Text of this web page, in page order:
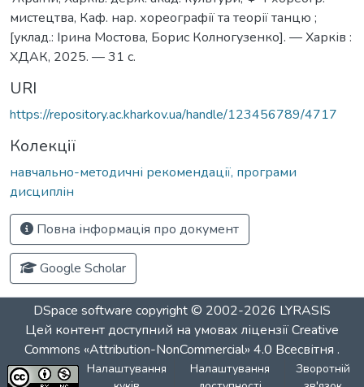
мистецтва, Каф. нар. хореографії та теорії танцю ;
[уклад.: Ірина Мостова, Борис Колногузенко]. — Харків :
ХДАК, 2025. — 31 с.
URI
https://repository.ac.kharkov.ua/handle/123456789/4717
Колекції
навчально-методичні рекомендації, програми
дисциплін
Повна інформація про документ
Google Scholar
DSpace software copyright © 2002-2026 LYRASIS
Цей контент доступний на умовах ліцензіїCreative
Commons «Attribution-NonCommercial» 4.0 Всесвітня .
Налаштування
Налаштування
Зворотній